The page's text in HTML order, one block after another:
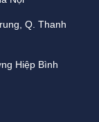
-40 ～70 ℃
tụ
Q. Thanh
Hiệp Bình